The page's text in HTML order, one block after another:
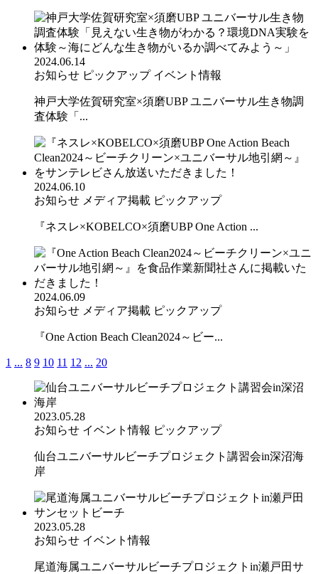
2024.06.14
お知らせ ピックアップ イベント情報
神戸大学佐賀研究室×須磨UBP ユニバーサル生き物調
査体験「...
2024.06.10
お知らせ メディア掲載 ピックアップ
『ネスレ×KOBELCO×須磨UBP One Action ...
2024.06.09
お知らせ メディア掲載 ピックアップ
『One Action Beach Clean2024～ビー...
1 ... 8 9 10 11 12 ... 20
2023.05.28
お知らせ イベント情報 ピックアップ
仙台ユニバーサルビーチプロジェクト講習会in深沼海
岸
2023.05.28
お知らせ イベント情報
尾道海属ユニバーサルビーチプロジェクトin瀬戸田サ